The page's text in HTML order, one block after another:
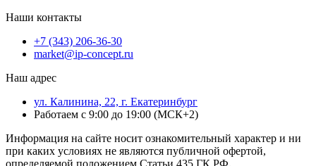
Наши контакты
+7 (343) 206-36-30
market@ip-concept.ru
Наш адрес
ул. Калинина, 22, г. Екатеринбург
Работаем с 9:00 до 19:00 (МСК+2)
Информация на сайте носит ознакомительный характер и ни
при каких условиях не являются публичной офертой,
определяемой положением Статьи 435 ГК РФ.